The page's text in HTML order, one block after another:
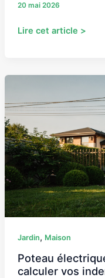
20 mai 2026
Lire cet article >
Jardin, Maison
Poteau
calculer vos
sur
un
terrain
privé
calculer
vos
indemnisation